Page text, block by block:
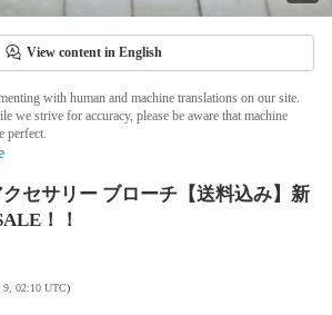
View content in English
with human and machine translations on our site.
we strive for accuracy, please be aware that machine
perfect.
セサリー ブローチ【送料込み】新
！！
9, 02:10 UTC)